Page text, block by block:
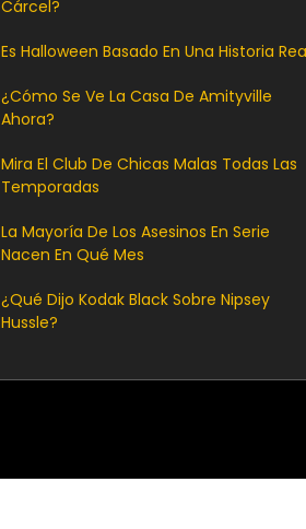
Cárcel?
Es Halloween Basado En Una Historia
¿Cómo Se Ve La Casa De Amityville
Ahora?
Mira El Club De Chicas Malas Todas Las
Temporadas
La Mayoría De Los Asesinos En Serie
Nacen En Qué Mes
¿Qué Dijo Kodak Black Sobre Nipsey
Hussle?